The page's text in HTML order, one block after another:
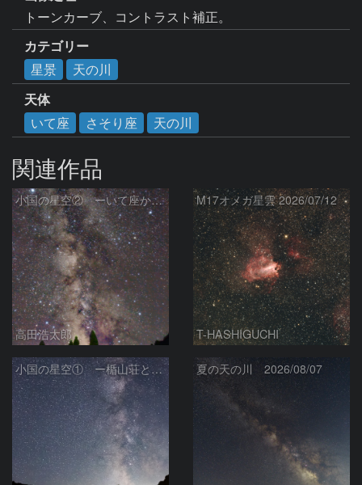
トーンカーブ、コントラスト補正。
カテゴリー
星景
天の川
天体
いて座
さそり座 天の川
関連作品
小国の星空② ーいて座からわし座にかけての銀河ー
高田浩太郎
M17オメガ星雲 2026/07/12
T-HASHIGUCHI
小国の星空① ー楯山荘と天の川ー 夏の天の川 2026/08/07